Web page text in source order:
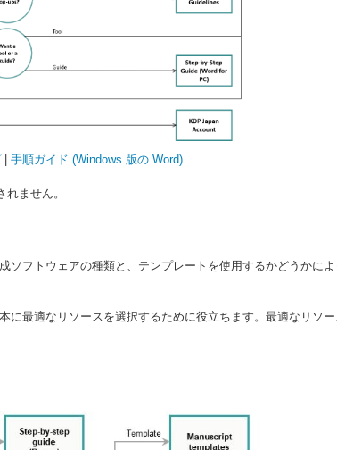
| 手順ガイド (Windows 版の Word)
ません。
ソフトウェアの種類と、テンプレートを使用するかどうかに
に最適なリソースを選択するために役立ちます。最適なリソ